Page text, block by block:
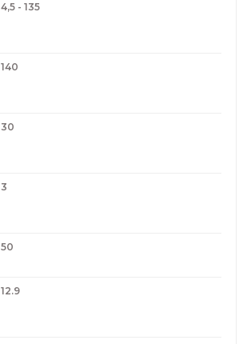
4,5 - 135
140
30
3
50
12.9